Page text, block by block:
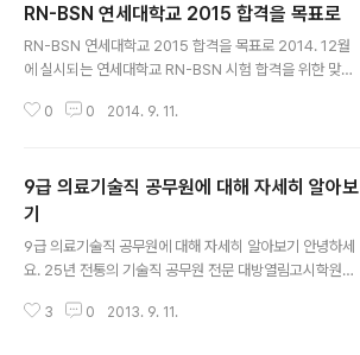
두 지운 상태에서 말이죠. 헐~ 아이폰에서! 설정 - 일반 -
사용내용으로 들어가서 뭐가 문제인지 확인을 해보았습니
다. 그랬더니~ 카카오톡이 거의 10GB의 용량을 사용하고
트가 되면서 카카오톡 어플 내에서 저장된 캐시 데이터 삭
RN-BSN 연세대학교 2015 합격을 목표로
RN-BSN 연세대학교 2015 합격을 목표로 2014. 12월
에 실시되는 연세대학교 RN-BSN 시험 합격을 위한 맞춤
성신 교수님은 연대 출신으로 오로지 연세대 시험에 중점
향에 맞추지 못한 강의 등여러 강의를 검색할 수 있습니다.
연세대학교 시험의 특징으로는 최근 간호 이슈 및 주요 정
책과 관련된 문제들이 나온다는 것인데요. 아래의 간단한
오리엔테이션 영상을 먼저 확인해 보도록 하세요. 아~ 이
나라의 간호계를 이끌어 갈 수 있는 리더가 될 수 있도록 많
0 0 2014. 9. 11.
9급 의료기술직 공무원에 대해 자세히 알아보
기
9급 의료기술직 공무원에 대해 자세히 알아보기 안녕하세
요. 25년 전통의 기술직 공무원 전문 대방열림고시학원입
합니다. 시험을 준비하고자 하는 수험생들은 반드시 다음
3 0 2013. 9. 11.